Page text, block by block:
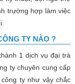
trường hợp làm việc
TY NÀO ?
1 dịch vụ đại trà
ty chuyên cung cấp
ty như vậy chắc